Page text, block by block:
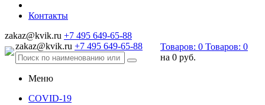
Контакты
zakaz@kvik.ru +7 495 649-65-88
zakaz@kvik.ru +7 495 649-65-88 Товаров: 0 Товаров: 0
на 0 руб.
Меню
COVID-19